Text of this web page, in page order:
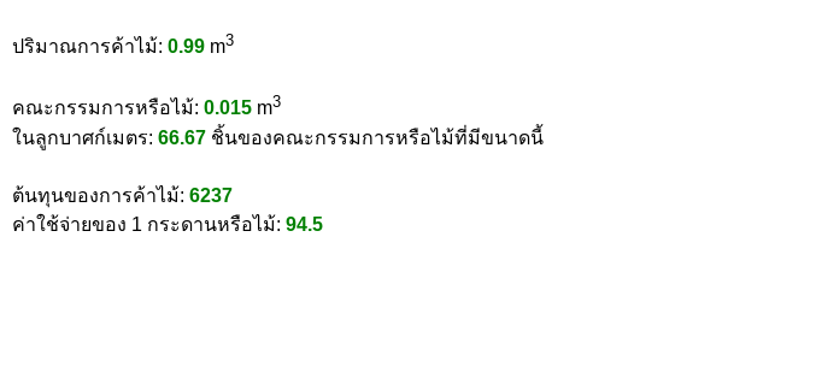
ปริมาณการค้าไม้: 0.99 m3
คณะกรรมการหรือไม้: 0.015 m3
ในลูกบาศก์เมตร: 66.67 ชิ้นของคณะกรรมการหรือไม้ที่มีขนาดนี้
ต้นทุนของการค้าไม้: 6237
ค่าใช้จ่ายของ 1 กระดานหรือไม้: 94.5